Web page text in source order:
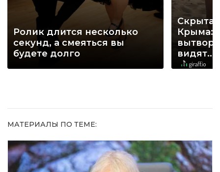
Ролик длится несколько
секунд, а смеяться вы
будете долго
Крыма:
видят...
МАТЕРИАЛЫ ПО ТЕМЕ: